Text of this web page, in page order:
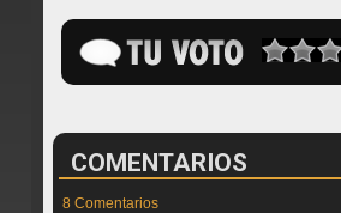
COMENTARIOS
8 Comentarios